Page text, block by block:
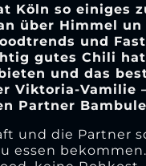
Köln so einiges
über Himmel un
und Fast
gutes Chili
und das
Viktoria-Vamilie
Partner
und die Partner
essen